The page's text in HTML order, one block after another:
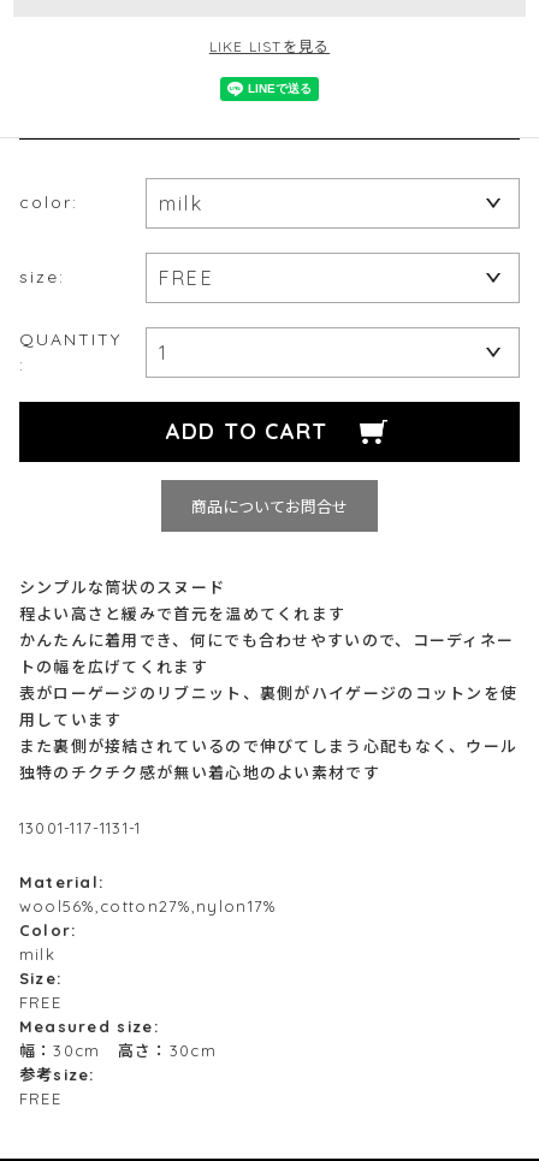
LIKE LISTを見る
color:
size:
QUANTITY
:
商品についてお問合せ
シンプルな筒状のスヌード
程よい高さと緩みで首元を温めてくれます
かんたんに着用でき、何にでも合わせやすいので、コーディネー
トの幅を広げてくれます
表がローゲージのリブニット、裏側がハイゲージのコットンを使
用しています
また裏側が接結されているので伸びてしまう心配もなく、ウール
独特のチクチク感が無い着心地のよい素材です
13001-117-1131-1
Material:
wool56%,cotton27%,nylon17%
Color:
milk
Size:
FREE
Measured size:
幅：30cm 高さ：30cm
参考size:
FREE